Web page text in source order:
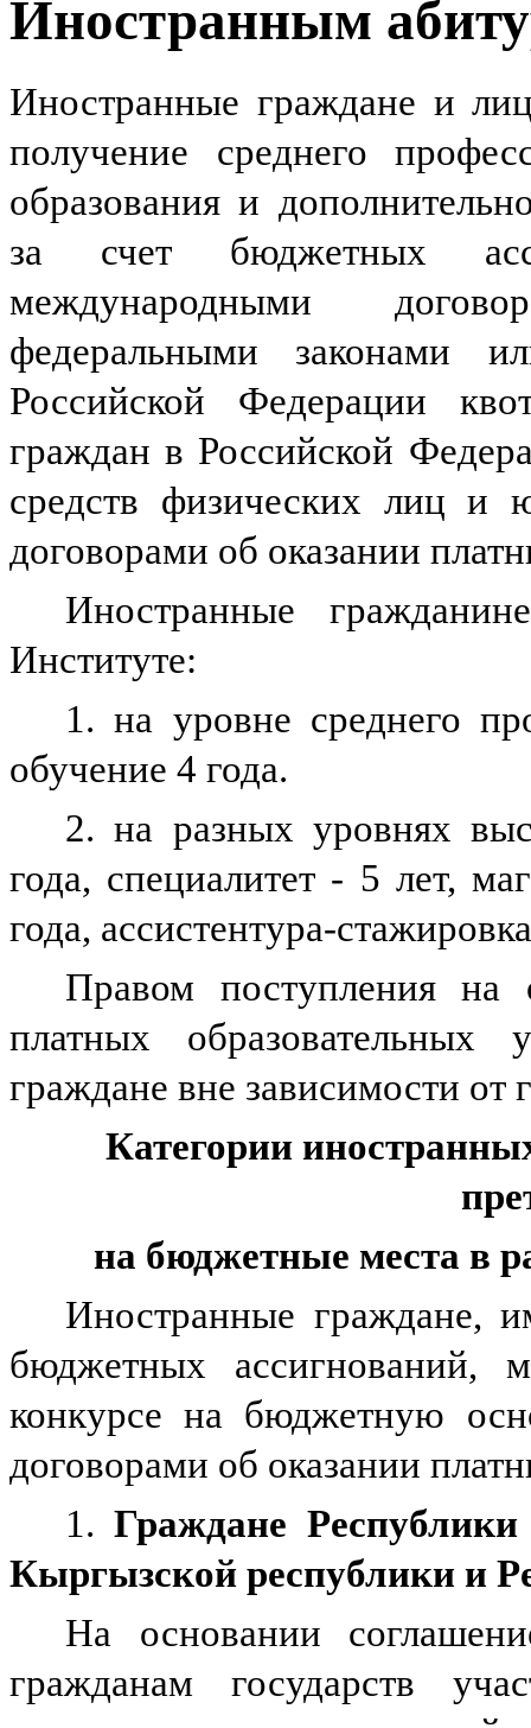
Иностранным
Иностранные граждане и
получение среднего
образования и
за счет бюджетных
международными
федеральными законами
Российской Федерации
граждан в Российской
средств физических лиц и
договорами об оказании
Иностранные
Институте:
1. на уровне среднего
обучение 4 года.
2. на разных уровнях
года, специалитет - 5 лет,
года, ассистентура-
Правом поступления на
платных образовательных
граждане вне зависимости от
Категории
на бюджетные места в
Иностранные граждане,
бюджетных ассигнований,
конкурсе на бюджетную
договорами об оказании
1.Граждане
Кыргызской республики и
На основании
гражданам государств